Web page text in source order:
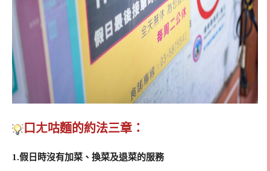
口ㄤ咕麵的約法三章：
1.假日時沒有加菜、換菜及退菜的服務